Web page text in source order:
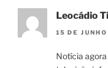
Leocádio
15 DE
Notícia